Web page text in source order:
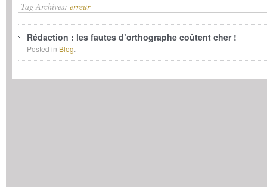
Tag Archives: erreur
Rédaction : les fautes d’orthographe coûtent cher !
Posted in Blog